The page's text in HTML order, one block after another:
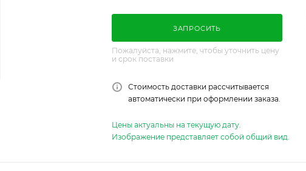
ЗАПРОСИТЬ
Пожалуйста, нажмите, чтобы уточнить цену
и срок поставки
Стоимость доставки рассчитывается
автоматически при оформлении заказа.
Цены актуальны на текущую дату.
Изображение представляет собой общий вид.